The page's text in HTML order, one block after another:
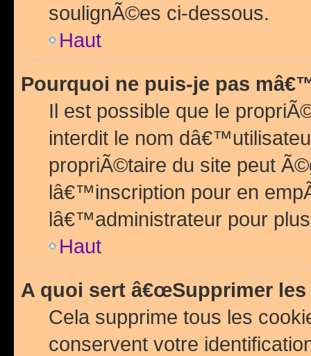
soulignÃ©es ci-dessous.
Haut
Pourquoi ne puis-je pas
Il est possible que le
interdit le nom
propriÃ©taire du site peut
lâ€™inscription pour en
lâ€™administrateur pour
Haut
A quoi sert â€œSupprimer les
Cela supprime tous les
conservent votre